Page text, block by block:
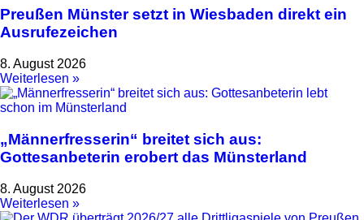
Preußen Münster setzt in Wiesbaden direkt ein
Ausrufezeichen
8. August 2026
Weiterlesen »
„Männerfresserin“ breitet sich aus:
Gottesanbeterin erobert das Münsterland
8. August 2026
Weiterlesen »